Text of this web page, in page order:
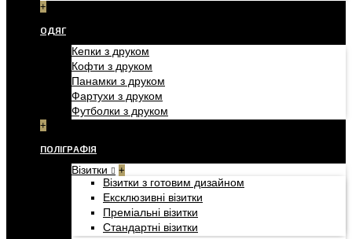
+
ОДЯГ
Кепки з друком
Кофти з друком
Панамки з друком
Фартухи з друком
Футболки з друком
+
ПОЛІГРАФІЯ
Візитки +
Візитки з готовим дизайном
Ексклюзивні візитки
Преміальні візитки
Стандартні візитки